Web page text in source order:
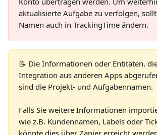
aktualisierte Aufgabe zu verfolgen,
Namen auch in TrackingTime ändern.
📝 Die Informationen oder Entitäten,
Integration aus anderen Apps
sind die Projekt- und Aufgabennamen.
Falls Sie weitere Informationen
wie z.B. Kundennamen, Labels oder
könnte dies über Zapier erreicht